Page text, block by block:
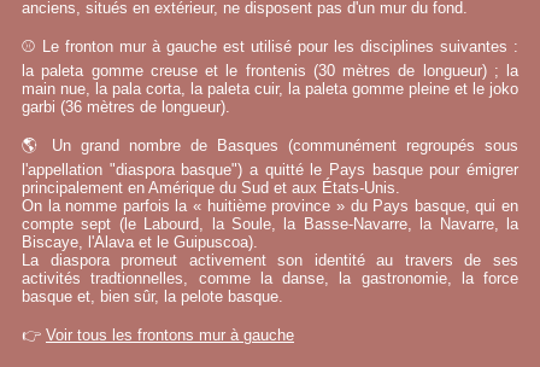
anciens, situés en extérieur, ne disposent pas d'un mur du fond.
⚾ Le fronton mur à gauche est utilisé pour les disciplines suivantes :
la paleta gomme creuse et le frontenis (30 mètres de longueur) ; la
main nue, la pala corta, la paleta cuir, la paleta gomme pleine et le joko
garbi (36 mètres de longueur).
🌎 Un grand nombre de Basques (communément regroupés sous
l'appellation "diaspora basque") a quitté le Pays basque pour émigrer
principalement en Amérique du Sud et aux États-Unis.
On la nomme parfois la « huitième province » du Pays basque, qui en
compte sept (le Labourd, la Soule, la Basse-Navarre, la Navarre, la
Biscaye, l'Alava et le Guipuscoa).
La diaspora promeut activement son identité au travers de ses
activités tradtionnelles, comme la danse, la gastronomie, la force
basque et, bien sûr, la pelote basque.
👉 Voir tous les frontons mur à gauche